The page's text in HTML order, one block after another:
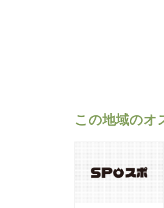
この地域のオ